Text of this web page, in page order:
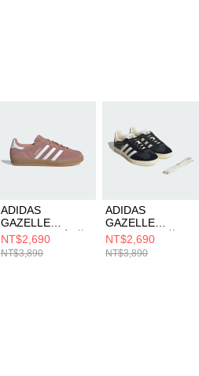
ADIDAS
GAZELLE
INDOOR W 女 休
閒鞋 JS1397
NT$2,690
NT$3,890
ADIDAS
GAZELLE
INDOOR 男 休閒
鞋 JQ8385
NT$2,690
NT$3,890